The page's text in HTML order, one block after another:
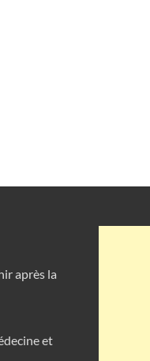
après la
et